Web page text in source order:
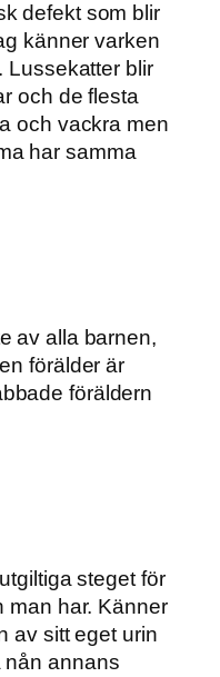
defekt som blir
känner varken
Lussekatter blir
och de flesta
och vackra men
har samma
av alla barnen,
förälder är
föräldern
steget för
man har. Känner
av sitt eget urin
nån annans